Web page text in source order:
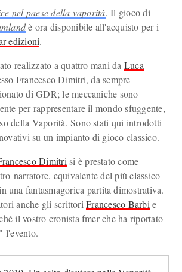
nel paese della vaporità, Il gioco di
è ora disponibile all'acquisto per i
edizioni.
realizzato a quattro mani da Luca
Francesco Dimitri, da sempre
di GDR; le meccaniche sono
per rappresentare il mondo sfuggente,
della Vaporità. Sono stati qui introdotti
su un impianto di gioco classico.
Dimitri si è prestato come
narratore, equivalente del più classico
una fantasmagorica partita dimostrativa.
anche gli scrittoriFrancesco Barbi e
il vostro cronista fmer che ha riportato
l'evento.